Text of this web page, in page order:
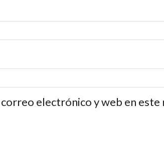
electrónico y web en este